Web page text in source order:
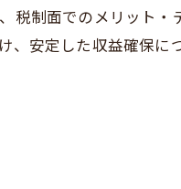
税制面でのメリット
安定した収益確保に